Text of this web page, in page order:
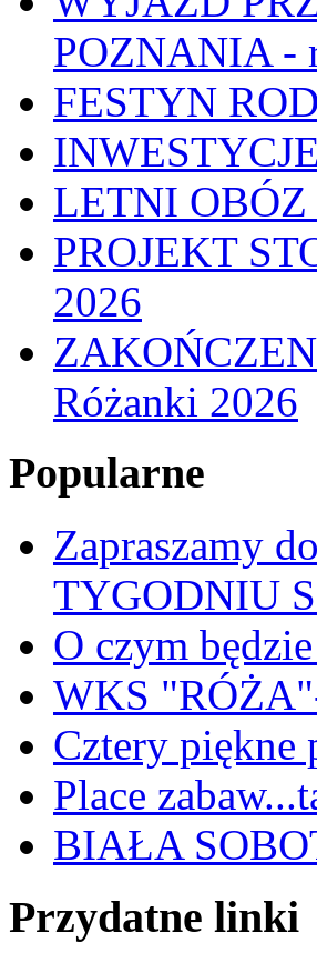
POZNANIA -
FESTYN
LETNI OBÓZ
PROJEKT
2026
Różanki 2026
Popularne
Zapraszamy
TYGODNIU
O czym
WKS
Cztery piękne
Place
BIAŁA
Przydatne linki